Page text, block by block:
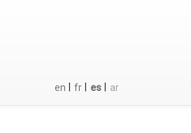
en fr es ar